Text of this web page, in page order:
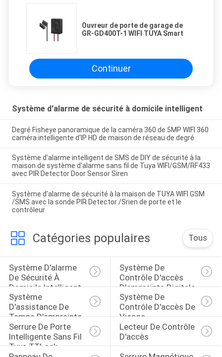
Ouvreur de porte de garage de
GR-GD400T-1 WIFI TUYA Smart
Continuer
Système d'alarme de sécurité à domicile intelligent
Degré Fisheye panoramique de la caméra 360 de 5MP WIFI 360
caméra intelligente d'IP HD de maison de réseau de degré
Système d'alarme intelligent de SMS de DIY de sécurité à la
maison de système d'alarme sans fil de Tuya WIFI/GSM/RF433
avec PIR Detector Door Sensor Siren
Système d'alarme de sécurité à la maison de TUYA WIFI GSM
/SMS avec la sonde PIR Detector /Srien de porte et le
contrôleur
Catégories populaires Tous
Système D'alarme
De Sécurité À
Domicile Intelligent
Système De
Contrôle D'accès
D'empreinte Digitale
Système
D'assistance De
Temps D'empreinte
Digitale
Système De
Contrôle D'accès De
Visage
Serrure De Porte
Intelligente Sans Fil
Tuya TTLock
Lecteur De Contrôle
D'accès